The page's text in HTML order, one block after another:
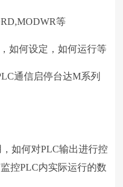
等
如何设定，如何运行等
通信启停台达M系列
如何对PLC输出进行控
控PLC内实际运行的数